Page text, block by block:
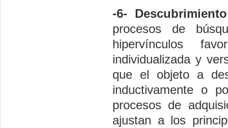
-6-
procesos de
hipervínculos
individualizada y
que el objeto a
inductivamente o
procesos de
ajustan a los